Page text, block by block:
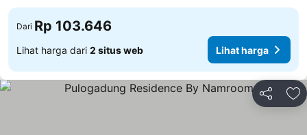
Dari Rp 103.646
Lihat harga dari 2 situs web Lihat harga
Bagikan